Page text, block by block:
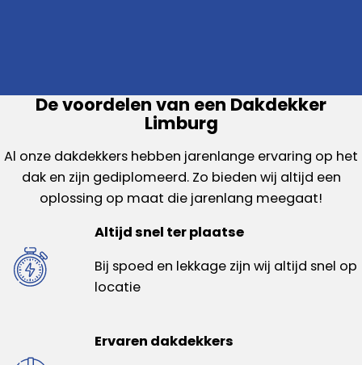
De voordelen van een Dakdekker
Limburg
Al onze dakdekkers hebben jarenlange ervaring op het
dak en zijn gediplomeerd. Zo bieden wij altijd een
oplossing op maat die jarenlang meegaat!
Altijd snel ter plaatse
Bij spoed en lekkage zijn wij altijd snel op
locatie
Ervaren dakdekkers